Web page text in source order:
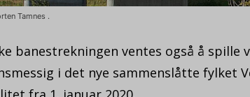
Tamnes .
banestrekningen ventes også å spille
i det nye sammenslåtte fylket